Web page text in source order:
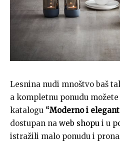
Lesnina nudi mnoštvo baš
a kompletnu ponudu
katalogu “Moderno i
dostupan na web shopu i u
istražili malo ponudu i